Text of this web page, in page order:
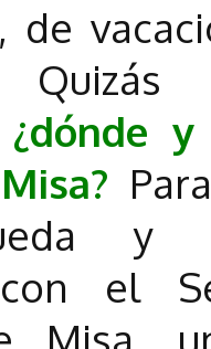
de
Quizás
¿dónde
y
el
Misa,